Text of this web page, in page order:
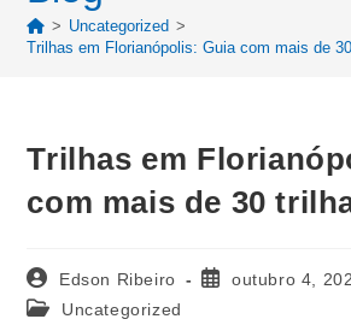
> Uncategorized >
Trilhas em Florianópolis: Guia com mais de
Trilhas em
com mais de 30
Edson Ribeiro
outubro 4,
Uncategorized